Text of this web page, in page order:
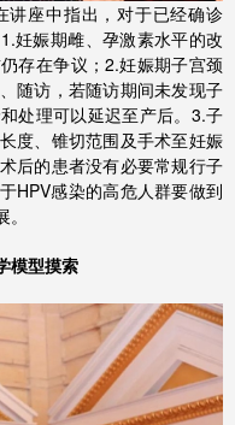
讲座中指出，对于已经确诊
妊娠期雌、孕激素水平的改
存在争议；2.妊娠期子宫颈
随访，若随访期间未发现子
处理可以延迟至产后。3.子
度、锥切范围及手术至妊娠
后的患者没有必要常规行子
HPV感染的高危人群要做到
模型摸索